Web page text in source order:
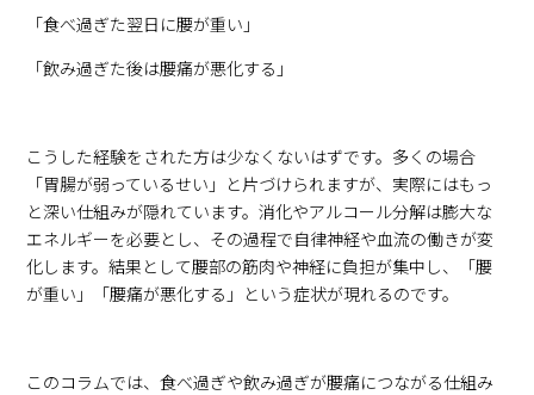
「食べ過ぎた翌日に腰が重い」
「飲み過ぎた後は腰痛が悪化する」
こうした経験をされた方は少なくないはずです。多くの場合
「胃腸が弱っているせい」と片づけられますが、実際にはもっ
と深い仕組みが隠れています。消化やアルコール分解は膨大な
エネルギーを必要とし、その過程で自律神経や血流の働きが変
化します。結果として腰部の筋肉や神経に負担が集中し、「腰
が重い」「腰痛が悪化する」という症状が現れるのです。
このコラムでは、食べ過ぎや飲み過ぎが腰痛につながる仕組み